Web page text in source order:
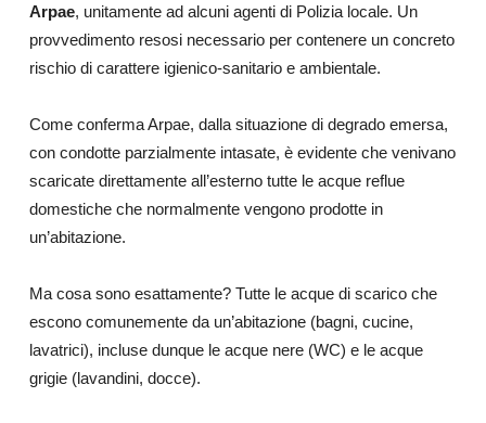
Arpae, unitamente ad alcuni agenti di Polizia locale. Un
provvedimento resosi necessario per contenere un concreto
rischio di carattere igienico-sanitario e ambientale.
Come conferma Arpae, dalla situazione di degrado emersa,
con condotte parzialmente intasate, è evidente che venivano
scaricate direttamente all’esterno tutte le acque reflue
domestiche che normalmente vengono prodotte in
un’abitazione.
Ma cosa sono esattamente? Tutte le acque di scarico che
escono comunemente da un’abitazione (bagni, cucine,
lavatrici), incluse dunque le acque nere (WC) e le acque
grigie (lavandini, docce).